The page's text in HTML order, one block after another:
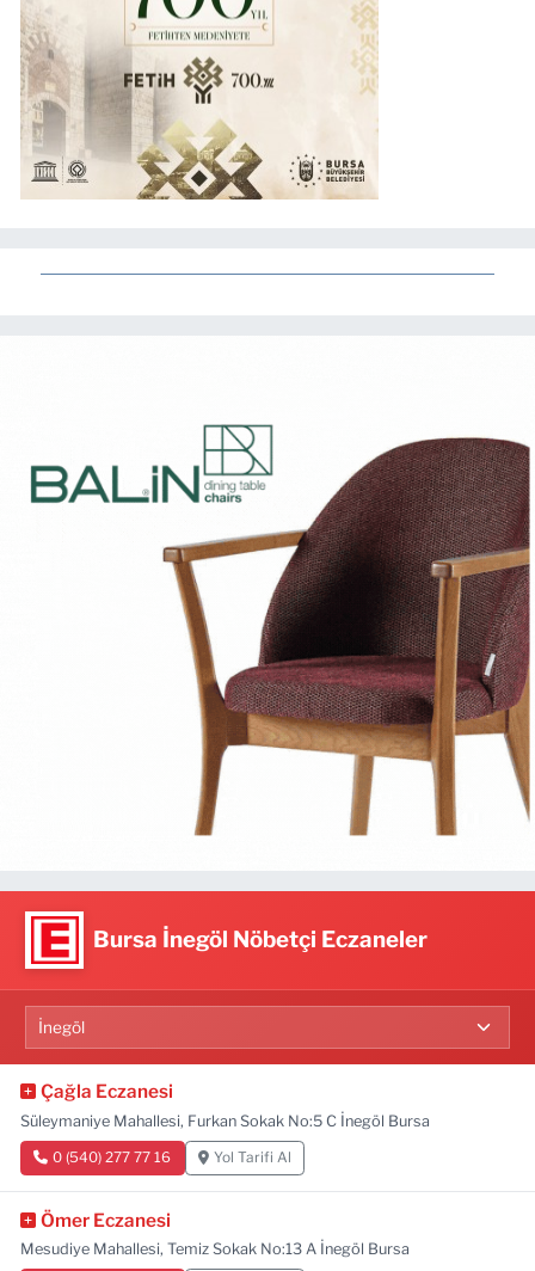
Bursa İnegöl Nöbetçi Eczaneler
Çağla Eczanesi
Süleymaniye Mahallesi, Furkan Sokak No:5 C İnegöl Bursa
0 (540) 277 77 16 Yol Tarifi Al
Ömer Eczanesi
Mesudiye Mahallesi, Temiz Sokak No:13 A İnegöl Bursa